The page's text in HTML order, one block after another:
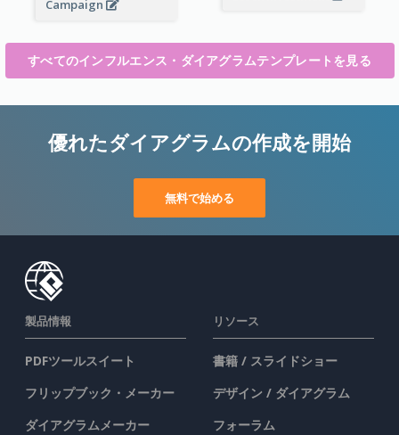
Campaign
すべてのインフルエンス・ダイアグラムテンプレートを見る
優れたダイアグラムの作成を開始
無料で始める
製品情報
PDFツールスイート
フリップブック・メーカー
ダイアグラムメーカー
リソース
書籍 / スライドショー
デザイン / ダイアグラム
フォーラム